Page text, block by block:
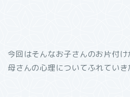
今回はそんなお子さんのお片付
母さんの心理についてふれていき